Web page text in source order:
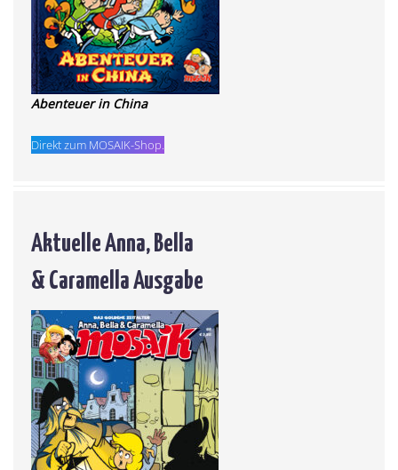
Abenteuer in China
Direkt zum MOSAIK-Shop.
Aktuelle Anna, Bella
& Caramella Ausgabe